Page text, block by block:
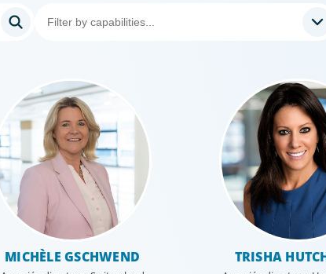
MICHÈLE GSCHWEND TRISHA